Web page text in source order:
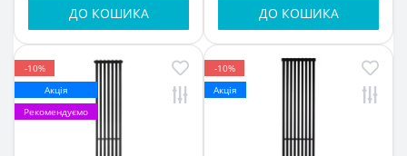
ДО КОШИКА ДО КОШИКА
-10%
Акція
Рекомендуємо
-10%
Акція